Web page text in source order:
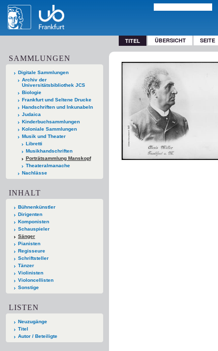
TITEL ÜBERSICHT SEITE
SAMMLUNGEN
Digitale Sammlungen
Archiv der
Universitätsbibliothek JCS
Biologie
Frankfurt und Seltene Drucke
Handschriften und Inkunabeln
Judaica
Kinderbuchsammlungen
Koloniale Sammlungen
Musik und Theater
Libretti
Musikhandschriften
Porträtsammlung Manskopf
Theateralmanache
Nachlässe
INHALT
Bühnenkünstler
Dirigenten
Komponisten
Schauspieler
Sänger
Pianisten
Regisseure
Schriftsteller
Tänzer
Violinisten
Violoncellisten
Sonstige
LISTEN
Neuzugänge
Titel
Autor / Beteiligte